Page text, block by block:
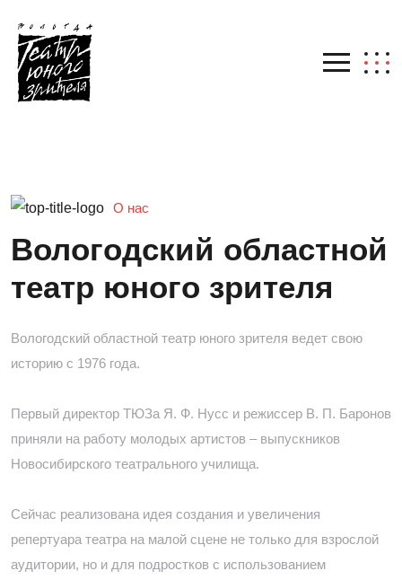
О нас
Вологодский областной
театр юного зрителя
Вологодский областной театр юного зрителя ведет свою
историю с 1976 года.
Первый директор ТЮЗа Я. Ф. Нусс и режиссер В. П. Баронов
приняли на работу молодых артистов – выпускников
Новосибирского театрального училища.
Сейчас реализована идея создания и увеличения
репертуара театра на малой сцене не только для взрослой
аудитории, но и для подростков с использованием